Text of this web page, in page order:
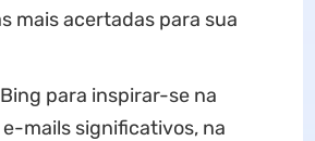
mais acertadas para sua
para inspirar-se na
mails significativos, na